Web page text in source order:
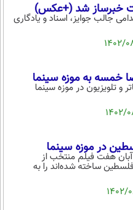
خبرساز شد (+عكس)
جالب جوایز، اسناد و یادگاری
خمسه به موزه سینما
و تلویزیون در موزه سینما
در موزه سینما
موزه سبنمای ایران قصد دارد از ۶ تا ۱۲ آبان هفت فیلم منتخب از
ساخته شده‌اند را به